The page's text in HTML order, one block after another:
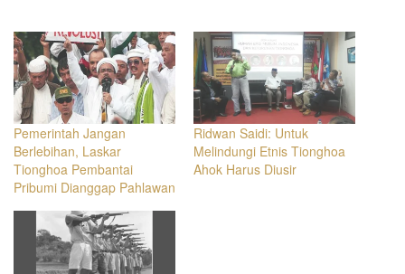
Pemerintah Jangan
Berlebihan, Laskar
Tionghoa Pembantai
Pribumi Dianggap Pahlawan
Ridwan Saidi: Untuk
Melindungi Etnis Tionghoa
Ahok Harus Diusir